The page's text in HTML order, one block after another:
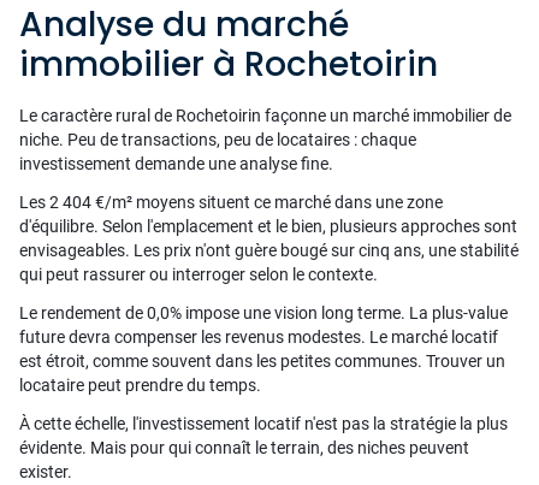
Analyse du marché
immobilier à Rochetoirin
Le caractère rural de Rochetoirin façonne un marché immobilier de
niche. Peu de transactions, peu de locataires : chaque
investissement demande une analyse fine.
Les 2 404 €/m² moyens situent ce marché dans une zone
d'équilibre. Selon l'emplacement et le bien, plusieurs approches sont
envisageables. Les prix n'ont guère bougé sur cinq ans, une stabilité
qui peut rassurer ou interroger selon le contexte.
Le rendement de 0,0% impose une vision long terme. La plus-value
future devra compenser les revenus modestes. Le marché locatif
est étroit, comme souvent dans les petites communes. Trouver un
locataire peut prendre du temps.
À cette échelle, l'investissement locatif n'est pas la stratégie la plus
évidente. Mais pour qui connaît le terrain, des niches peuvent
exister.